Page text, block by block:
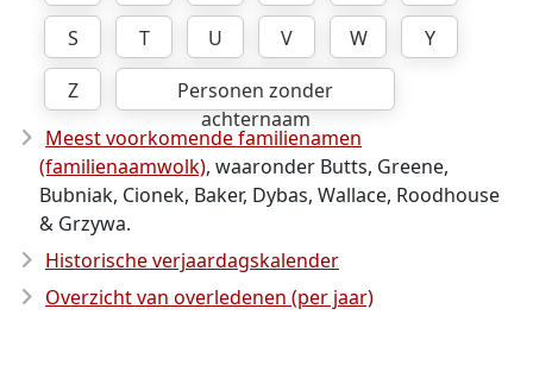
S
T U V W
Y
Z
Personen zonder
achternaam
Meest voorkomende familienamen
(familienaamwolk), waaronder Butts, Greene,
Bubniak, Cionek, Baker, Dybas, Wallace, Roodhouse
& Grzywa.
Historische verjaardagskalender
Overzicht van overledenen (per jaar)